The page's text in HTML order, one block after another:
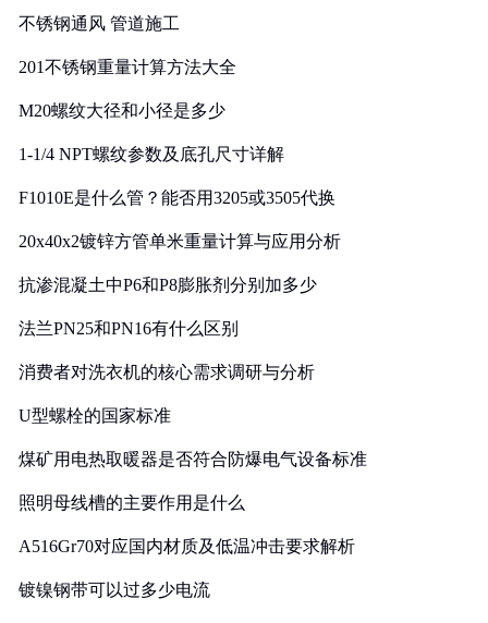
不锈钢通风 管道施工
201不锈钢重量计算方法大全
M20螺纹大径和小径是多少
1-1/4 NPT螺纹参数及底孔尺寸详解
F1010E是什么管？能否用3205或3505代换
20x40x2镀锌方管单米重量计算与应用分析
抗渗混凝土中P6和P8膨胀剂分别加多少
法兰PN25和PN16有什么区别
消费者对洗衣机的核心需求调研与分析
U型螺栓的国家标准
煤矿用电热取暖器是否符合防爆电气设备标准
照明母线槽的主要作用是什么
A516Gr70对应国内材质及低温冲击要求解析
镀镍钢带可以过多少电流